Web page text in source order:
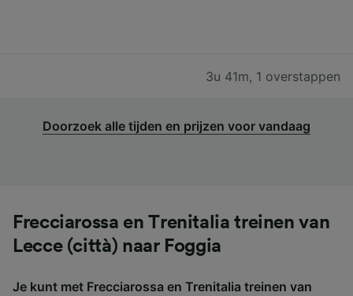
3u 41m, 1 overstappen
Doorzoek alle tijden en prijzen voor vandaag
Frecciarossa en Trenitalia treinen van
Lecce (città) naar Foggia
Je kunt met Frecciarossa en Trenitalia treinen van